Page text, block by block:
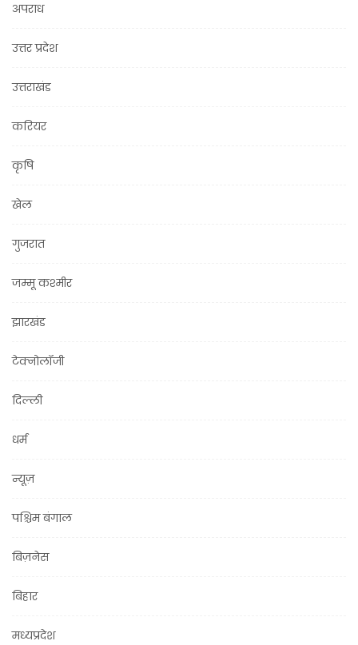
अपराध
उत्तर प्रदेश
उत्तराखंड
करियर
कृषि
खेल
गुजरात
जम्मू कश्मीर
झारखंड
टेक्नोलॉजी
दिल्ली
धर्म
न्यूज़
पश्चिम बंगाल
बिज़नेस
बिहार
मध्यप्रदेश